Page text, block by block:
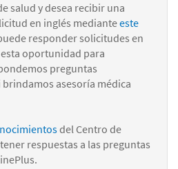
salud y desea recibir una
en inglés medianteeste
responder solicitudes en
oportunidad para
preguntas
asesoría médica
del Centro de
respuestas a las preguntas